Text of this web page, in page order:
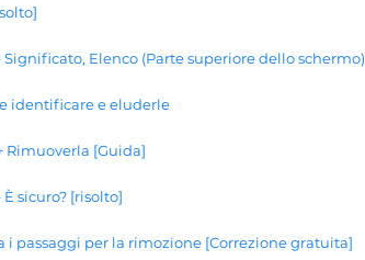
Elenco (Parte superiore dello schermo)
identificare e eluderle
Rimuoverla [Guida]
sicuro? [risolto]
i passaggi per la rimozione [Correzione gratuita]